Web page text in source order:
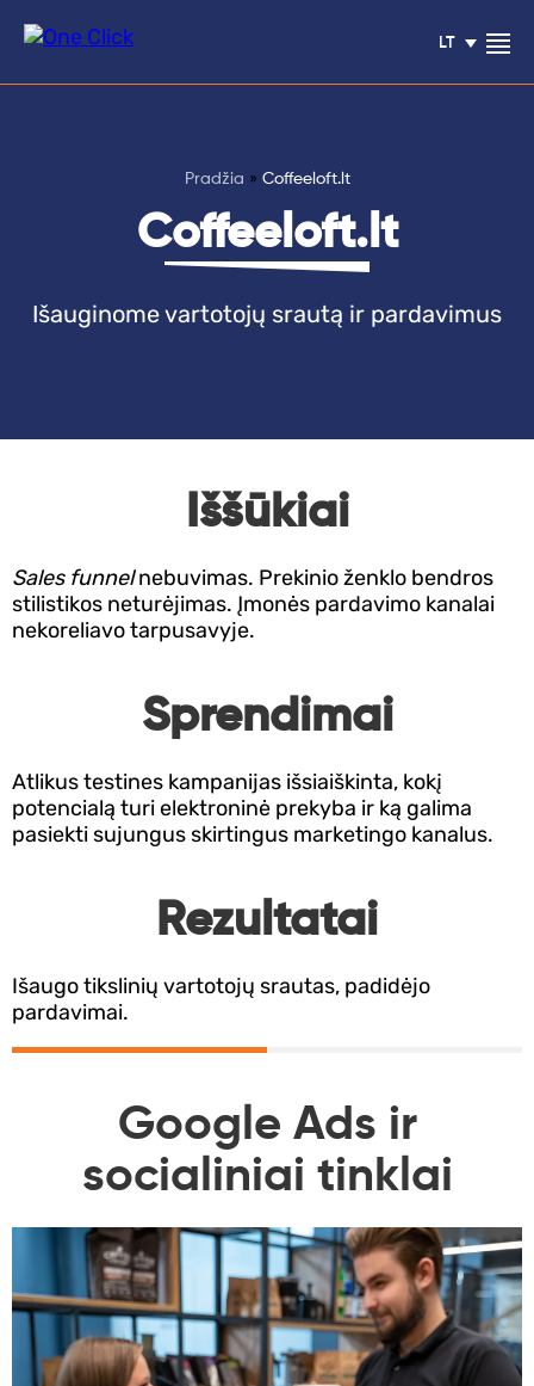
LT
Klientų
atsiliepimai
Paslaugos
Kontaktai
Pradžia » Coffeeloft.lt
Coffeeloft.lt
Išauginome vartotojų srautą ir pardavimus
Iššūkiai
Sales funnelnebuvimas. Prekinio ženklo bendros
stilistikos neturėjimas. Įmonės pardavimo kanalai
nekoreliavo tarpusavyje.
Sprendimai
Atlikus testines kampanijas išsiaiškinta, kokį
potencialą turi elektroninė prekyba ir ką galima
pasiekti sujungus skirtingus marketingo kanalus.
Rezultatai
Išaugo tikslinių vartotojų srautas, padidėjo
pardavimai.
Google Ads ir
socialiniai tinklai